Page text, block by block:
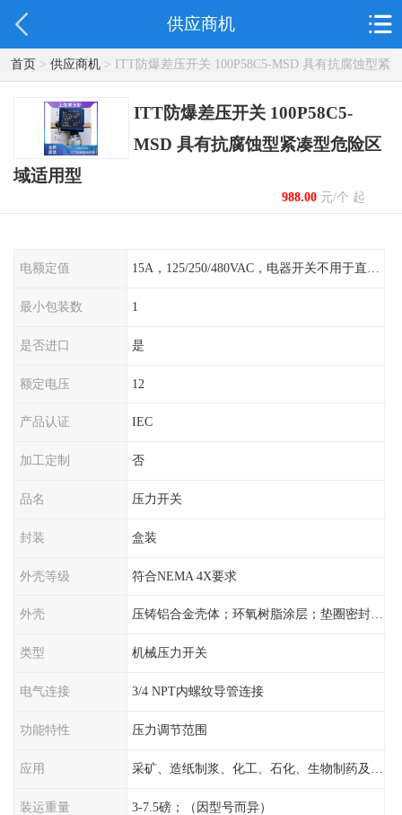
供应商机
首页> 供应商机> ITT防爆差压开关 100P58C5-MSD 具有抗腐蚀型紧
凑型危险区域适用型
ITT防爆差压开关 100P58C5-
MSD 具有抗腐蚀型紧凑型危险区
域适用型
988.00元/个 起
电额定值
最小包装数 1
是否进口 是
额定电压 12
产品认证 IEC
加工定制 否
品名 压力开关
封装 盒装
外壳等级 符合NEMA 4X要求
外壳 压铸铝合金壳体；环氧树脂涂层；垫圈密封；卡紧螺丝
类型 机械压力开关
电气连接 3/4 NPT内螺纹导管连接
功能特性 压力调节范围
应用
装运重量 3-7.5磅；（因型号而异）